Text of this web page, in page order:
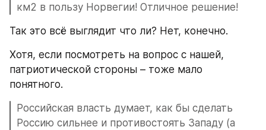
км2 в пользу Норвегии! Отличное решение!
Так это всё выглядит что ли? Нет, конечно.
Хотя, если посмотреть на вопрос с нашей,
патриотической стороны – тоже мало
понятного.
Российская власть думает, как бы сделать
Россию сильнее и противостоять Западу (а